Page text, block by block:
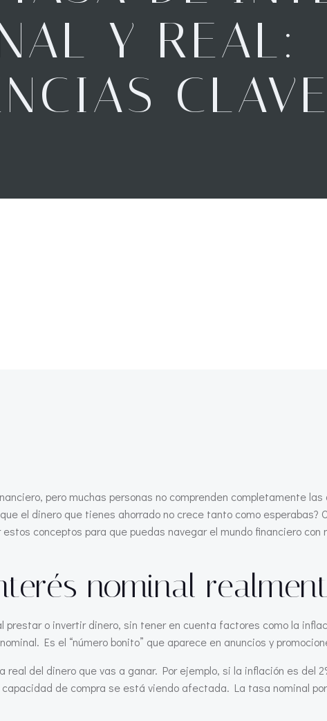
Y REAL:
CLAVE
pero muchas personas no comprenden completamente
el dinero que tienes ahorrado no crece tanto como
conceptos para que puedas navegar el mundo financiero con
nominal
o invertir dinero, sin tener en cuenta factores como la
Es el “número bonito” que aparece en anuncios y
del dinero que vas a ganar. Por ejemplo, si la inflación es del
de compra se está viendo afectada. La tasa nominal